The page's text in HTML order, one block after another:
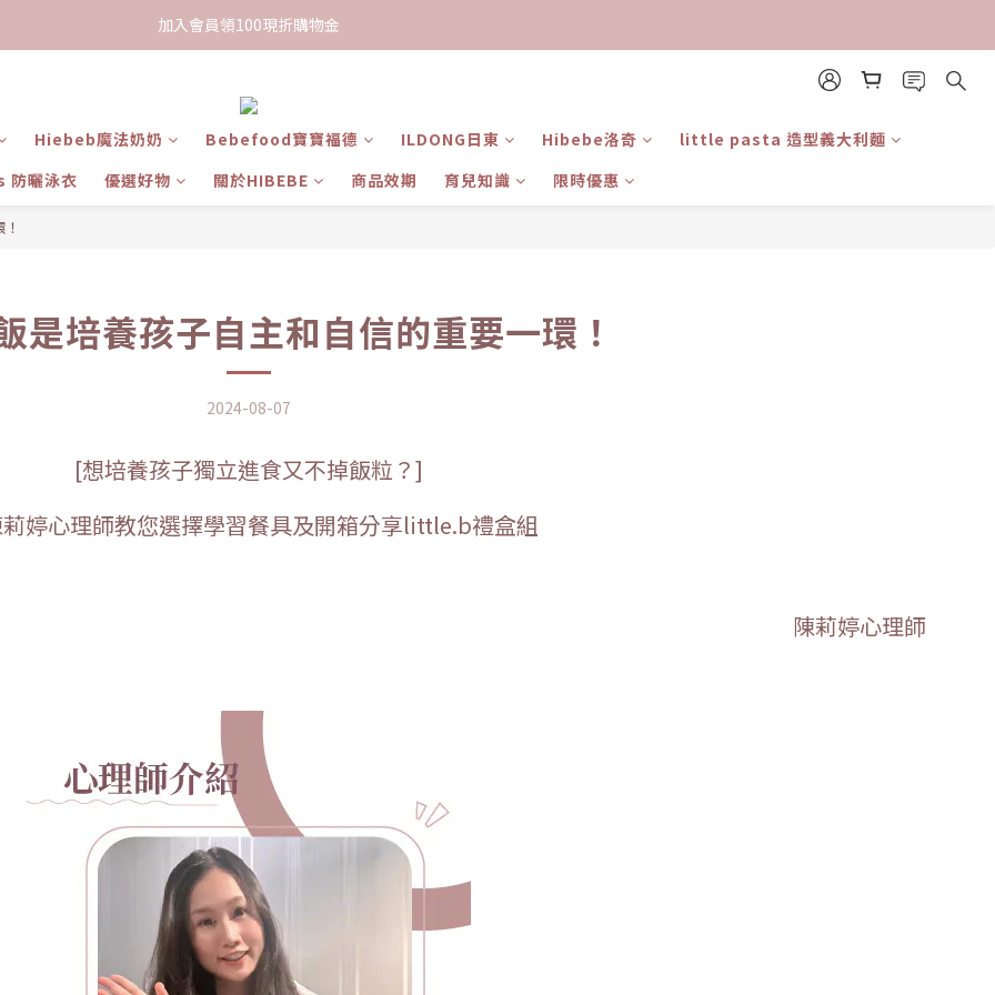
限時下單送餅乾乙包，滿$999免運
加入會員領100現折購物金
Hiebeb魔法奶奶 Bebefood寶寶福德 ILDONG日東 Hibebe洛奇
little pasta 造型義大利麵
曬泳衣
優選好物 關於HIBEBE 商品效期 育兒知識 限時優惠
是培養孩子自主和自信的重要一環！
2024-08-07
[想培養孩子獨立進食又不掉飯粒？]
婷心理師教您選擇學習餐具及開箱分享little.b禮盒組
陳莉婷心理師